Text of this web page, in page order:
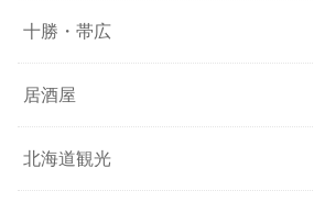
十勝・帯広
居酒屋
北海道観光